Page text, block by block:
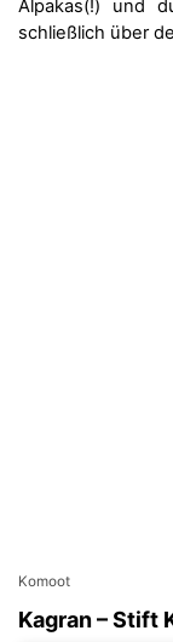
Alpakas(!) und
schließlich über
Komoot
Kagran – Stift